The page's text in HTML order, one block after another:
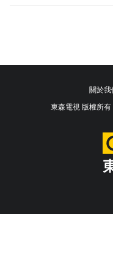
關於我
東森電視 版權所